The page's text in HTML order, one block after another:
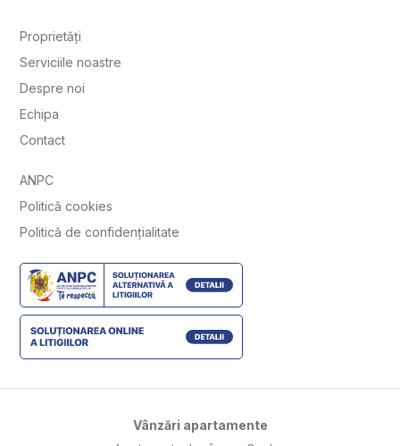
Proprietăți
Serviciile noastre
Despre noi
Echipa
Contact
ANPC
Politică cookies
Politică de confidențialitate
Vânzări apartamente